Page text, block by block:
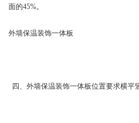
面的45%。
外墙保温装饰一体板
四、 外墙保温装饰一体板位置要求横平